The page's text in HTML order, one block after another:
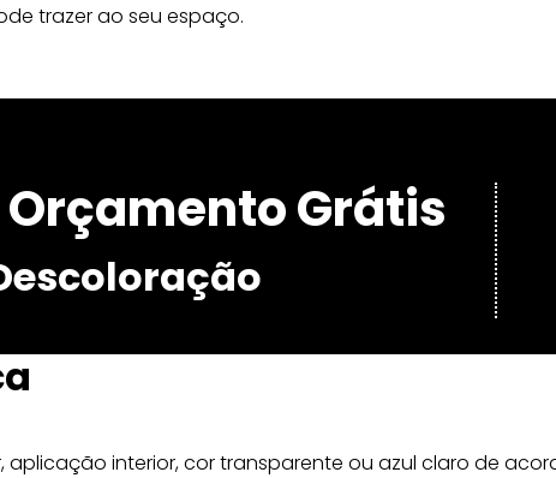
trazer ao seu espaço.
Grátis
aplicação interior, cor transparente ou azul claro de